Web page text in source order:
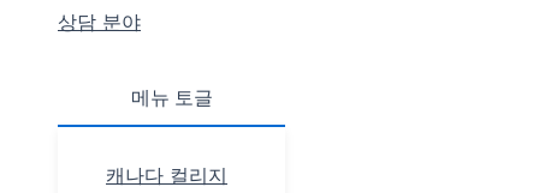
상담 분야
메뉴 토글
캐나다 컬리지